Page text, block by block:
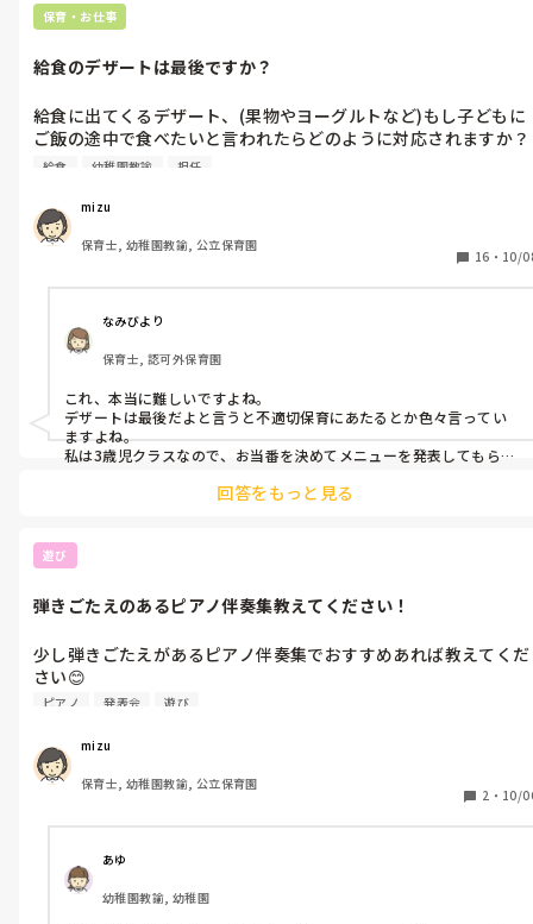
保育・お仕事
給食のデザートは最後ですか？
給食に出てくるデザート、(果物やヨーグルトなど)もし子どもに
ご飯の途中で食べたいと言われたらどのように対応されますか？
不適切問題にも出てきているようですが、色々な意見を聞きたい
給食 幼稚園教諭 担任
mizu
保育士, 幼稚園教諭, 公立保育園
16 ・ 10/
なみびより
保育士, 認可外保育園
これ、本当に難しいですよね。
デザートは最後だよと言うと不適切保育にあたるとか色々言ってい
ますよね。
私は3歳児クラスなので、お当番を決めてメニューを発表してもらっ
回答をもっと見る
遊び
弾きごたえのあるピアノ伴奏集教えてください！
少し弾きごたえがあるピアノ伴奏集でおすすめあれば教えてくだ
さい😊
できたら中級〜上級が嬉しいです。
ピアノ 発表会 遊び
mizu
保育士, 幼稚園教諭, 公立保育園
2 ・ 10/
あゆ
幼稚園教諭, 幼稚園